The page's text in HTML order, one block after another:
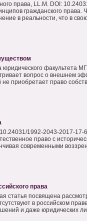
права, LL.M. DOI:
гражданского права.
в реальности, что в
факультета
вопрос о внешнем
приобретает право
1992-2043-2017-17-
право с
современными
права
статья посвящена
в российском
и даже юридических